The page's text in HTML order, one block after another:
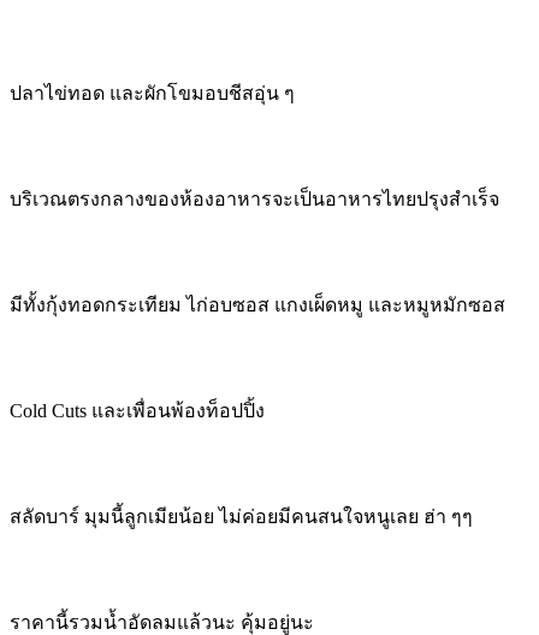
ปลาไข่ทอด และผักโขมอบชีสอุ่น ๆ
บริเวณตรงกลางของห้องอาหารจะเป็นอาหารไทยปรุงสำเร็จ
มีทั้งกุ้งทอดกระเทียม ไก่อบซอส แกงเผ็ดหมู และหมูหมักซอส
Cold Cuts และเพื่อนพ้องท็อปปิ้ง
สลัดบาร์ มุมนี้ลูกเมียน้อย ไม่ค่อยมีคนสนใจหนูเลย ฮ่า ๆๆ
ราคานี้รวมน้ำอัดลมแล้วนะ คุ้มอยู่นะ